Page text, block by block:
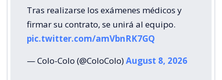
Tras realizarse los exámenes médicos y
firmar su contrato, se unirá al equipo.
pic.twitter.com/amVbnRK7GQ
— Colo-Colo (@ColoColo)August 8, 2026